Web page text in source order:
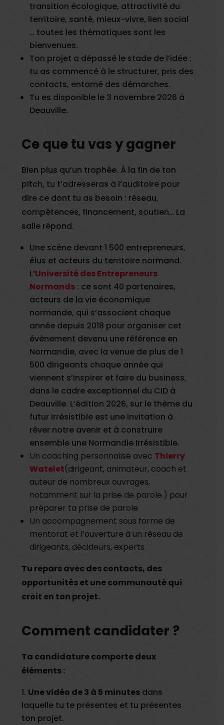
transition écologique, attractivité du
territoire, santé, mieux-vivre, lien social
… toutes les thématiques sont les
bienvenues.
Ton projet a dépassé le stade de l’idée :
tu as commencé à le structurer, pris des
contacts, entamé des démarches.
Tu es disponible le 3 novembre 2026 à
Deauville.
Ce que tu vas y gagner
Bien plus qu’un trophée. À la fin de ton
pitch, tu t’adresseras à l’auditoire pour
dire ce dont tu as besoin : réseau,
compétences, financement, soutien… La
salle répond.
Une scène devant 1 500 entrepreneurs,
élus et acteurs du territoire normand.
L’Université des Entrepreneurs
Normands : ce sont 40 partenaires,
acteurs de la vie économique
normande, qui s’associent chaque
année depuis 2018 pour organiser cet
évènement devenu une référence en
Normandie, avec la venue de plus de 1
500 dirigeants chaque année qui
viennent s’inspirer et faire du business,
dans le cadre exceptionnel du CID à
Deauville. L’édition 2026, sur le thème du
futur irrésistible est une invitation à
rêver notre avenir et à construire
ensemble une Normandie Irrésistible.
Un coaching personnalisé avec Thierry
Watelet(dirigeant, animateur, coach et
auteur de nombreux ouvrages,
notamment sur la prise de parole.) pour
préparer ta prise de parole.
Un accompagnement sous forme de
mentorat et l’ouverture à un réseau de
dirigeants, décideurs, experts.
Tu repars avec des contacts, des
opportunités et une communauté qui
croit en ton projet.
Comment candidater ?
Ta candidature comporte deux
éléments :
Une vidéo de 3 à 5 minutes dans
laquelle tu te présentes et tu présentes
ton projet.